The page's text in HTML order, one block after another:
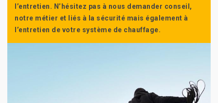
l’entretien. N’hésitez pas à nous demander conseil,
notre métier et liés à la sécurité mais également à
l’entretien de votre système de chauffage.